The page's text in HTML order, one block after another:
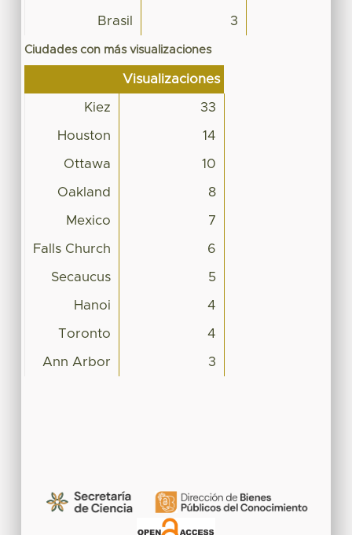
Brasil 3
Ciudades con más visualizaciones
Visualizaciones
Kiez 33
Houston 14
Ottawa 10
Oakland 8
Mexico 7
Falls Church 6
Secaucus 5
Hanoi 4
Toronto 4
Ann Arbor 3